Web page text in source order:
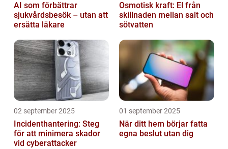
AI som förbättrar
sjukvårdsbesök – utan att
ersätta läkare
Osmotisk kraft: El från
skillnaden mellan salt och
sötvatten
02 september 2025
Incidenthantering: Steg
för att minimera skador
vid cyberattacker
01 september 2025
När ditt hem börjar fatta
egna beslut utan dig